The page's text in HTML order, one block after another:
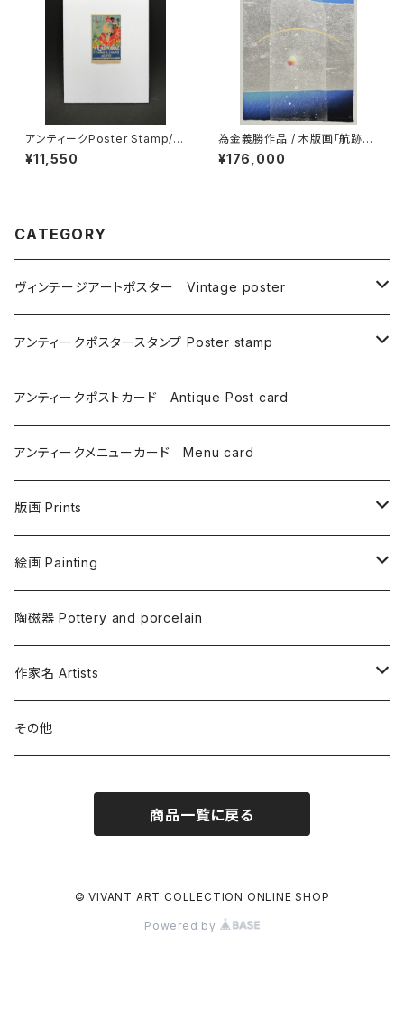
アンティークPoster Stamp/Ni
ce Carnaval（フランス）
¥11,550
為金義勝作品 / 木版画「航跡Ⅰ
（青の航海）」Voyage in Blue
/ シートのみ
¥176,000
CATEGORY
ヴィンテージアートポスター Vintage poster
広告宣伝ポスター Publicity poster
オリンピックポスター Olympic
宝くじポスター Lottery
展覧会ポスター Exhibition & Gallery
プロパガンダポスター Propaganda
中国のポスター China
アンティークポスタースタンプ Poster stamp
ヨーロッパ Europe
イギリス
イタリア
ハンガリー
北米 North America
アメリカ USA
カナダ Canada
南米 South America
ブラジル Brasil
アンティークポストカード Antique Post card
アンティークメニューカード Menu card
版画 Prints
銅版画 Copper plate
リトグラフ Lithograph
シルクスクリーン Silkscreen
木版画 Woodcut
絵画 Painting
水彩画 Watercolor
油彩画 Oil
ドローイング Drawing
アクリル画 Acrylic painting
墨絵 Ink painting
陶磁器 Pottery and porcelain
作家名 Artists
赤星啓介 Keisuke AKAHOSHI
ウチダヨシエ Yoshie UCHIDA
大久保澄子 Sumiko OKUBO
その他
商品一覧に戻る
© VIVANT ART COLLECTION ONLINE SHOP
Powered by